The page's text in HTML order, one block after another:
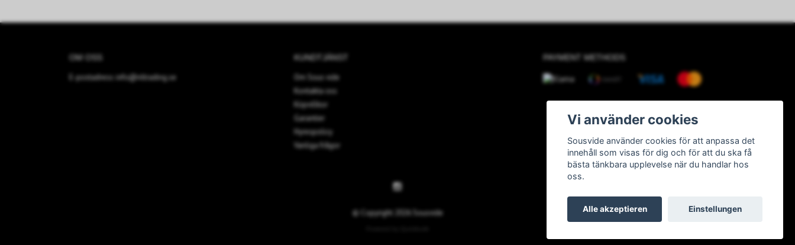
OM OSS
E-postadress: info@nltrading.se
KUNDTJÄNST
Om Sous vide
Kontakta oss
Köpvillkor
Garantier
Hyrespolicy
Vanliga frågor
PAYMENT METHODS
© Copyright 2026 Sousvide
Vi använder cookies
Sousvide använder cookies för att anpassa det
innehåll som visas för dig och för att du ska få
bästa tänkbara upplevelse när du handlar hos
oss.
Alle akzeptieren Einstellungen